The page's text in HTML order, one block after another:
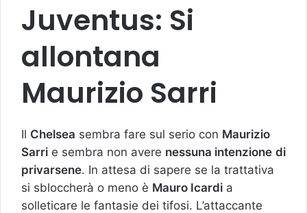
Juventus: Si
allontana
Maurizio Sarri
Il Chelsea sembra fare sul serio con Maurizio
Sarri e sembra non avere nessuna intenzione di
privarsene. In attesa di sapere se la trattativa
si sbloccherà o meno è Mauro Icardi a
solleticare le fantasie dei tifosi. L’attaccante